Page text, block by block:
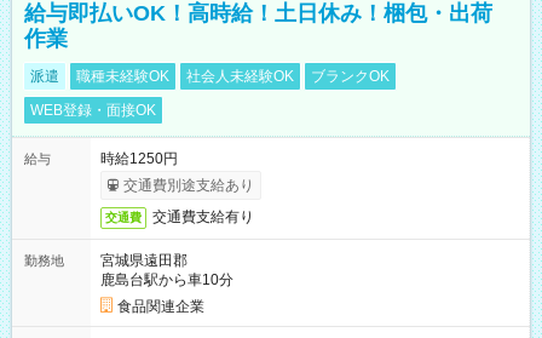
給与即払いOK！高時給！土日休み！梱包・出荷
作業
派遣 職種未経験OK 社会人未経験OK
ブランクOK
WEB登録・面接OK
給与
時給1250円
交通費別途支給あり
交通費 交通費支給有り
勤務地
宮城県遠田郡
鹿島台駅から車10分
食品関連企業